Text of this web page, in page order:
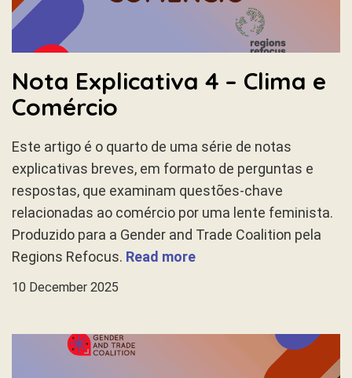
Nota Explicativa 4 – Clima e
Comércio
Este artigo é o quarto de uma série de notas
explicativas breves, em formato de perguntas e
respostas, que examinam questões-chave
relacionadas ao comércio por uma lente feminista.
Produzido para a Gender and Trade Coalition pela
Regions Refocus. Read more
10 December 2025